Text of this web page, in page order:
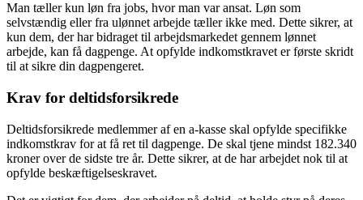
Man tæller kun løn fra jobs, hvor man var ansat. Løn som
selvstændig eller fra ulønnet arbejde tæller ikke med. Dette sikrer, at
kun dem, der har bidraget til arbejdsmarkedet gennem lønnet
arbejde, kan få dagpenge. At opfylde indkomstkravet er første skridt
til at sikre din dagpengeret.
Krav for deltidsforsikrede
Deltidsforsikrede medlemmer af en a-kasse skal opfylde specifikke
indkomstkrav for at få ret til dagpenge. De skal tjene mindst 182.340
kroner over de sidste tre år. Dette sikrer, at de har arbejdet nok til at
opfylde beskæftigelseskravet.